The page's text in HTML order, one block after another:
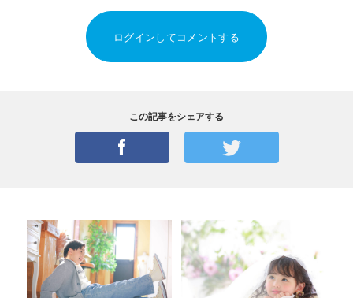
ログインしてコメントする
この記事をシェアする